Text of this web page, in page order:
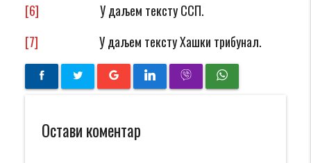
[6] У даљем тексту ССП.
[7] У даљем тексту Хашки трибунал.
Остави коментар